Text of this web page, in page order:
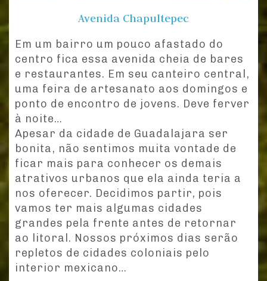
Avenida Chapultepec
Em um bairro um pouco afastado do
centro fica essa avenida cheia de bares
e restaurantes. Em seu canteiro central,
uma feira de artesanato aos domingos e
ponto de encontro de jovens. Deve ferver
à noite…
Apesar da cidade de Guadalajara ser
bonita, não sentimos muita vontade de
ficar mais para conhecer os demais
atrativos urbanos que ela ainda teria a
nos oferecer. Decidimos partir, pois
vamos ter mais algumas cidades
grandes pela frente antes de retornar
ao litoral. Nossos próximos dias serão
repletos de cidades coloniais pelo
interior mexicano…